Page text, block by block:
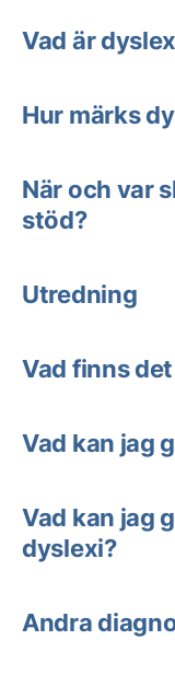
Vad är
Hur märks
När och var
stöd?
Utredning
Vad finns
Vad kan jag
Vad kan jag
dyslexi?
Andra